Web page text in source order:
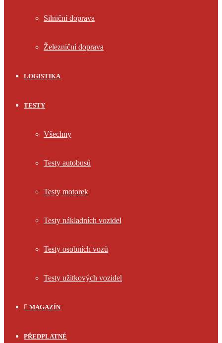
Silniční doprava
Železniční doprava
LOGISTIKA
TESTY
Všechny
Testy autobusů
Testy motorek
Testy nákladních vozidel
Testy osobních vozů
Testy užitkových vozidel
MAGAZÍN
PŘEDPLATNÉ